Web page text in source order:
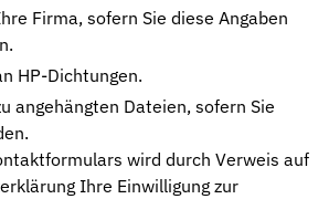
Firma, sofern Sie diese Angaben
HP-Dichtungen.
angehängten Dateien, sofern Sie
wird durch Verweis auf
Ihre Einwilligung zur